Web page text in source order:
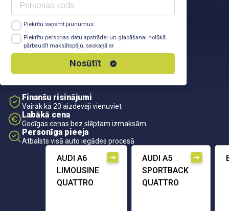
Piekrītu saņemt jaunumus.
Piekrītu personas datu apstrādei un glabāšanai nolūkā
pārbaudīt maksātspēju, saskaņā ar
Nosūtīt
AUDI A6
LIMOUSINE
QUATTRO
AUDI A5
SPORTBACK
QUATTRO
Finanšu risinājumi
Vairāk kā 20 aizdevēji vienuviet
Labākā cena
Godīgas cenas bez slēptam izmaksām
Personīga pieeja
Atbalsts visā auto iegādes procesā